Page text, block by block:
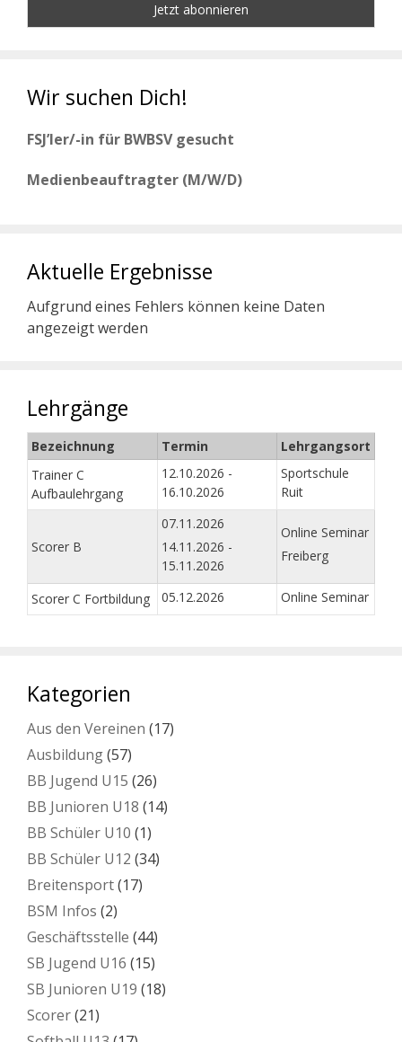
Wir suchen Dich!
FSJ’ler/-in für BWBSV gesucht
Medienbeauftragter (M/W/D)
Aktuelle Ergebnisse
Aufgrund eines Fehlers können keine Daten
angezeigt werden
Lehrgänge
Bezeichnung Termin
Lehrgangsort
Trainer C
Aufbaulehrgang
12.10.2026 -
16.10.2026
Sportschule
Ruit
Scorer B
07.11.2026
14.11.2026 -
15.11.2026
Online Seminar
Freiberg
Scorer C Fortbildung 05.12.2026 Online Seminar
Kategorien
Aus den Vereinen (17)
Ausbildung(57)
BB Jugend U15 (26)
BB Junioren U18 (14)
BB Schüler U10 (1)
BB Schüler U12 (34)
Breitensport(17)
BSM Infos (2)
Geschäftsstelle (44)
SB Jugend U16 (15)
SB Junioren U19 (18)
Scorer(21)